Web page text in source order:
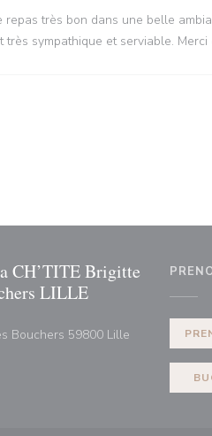
repas très bon dans une belle
très sympathique et serviable.
CH’TITE Brigitte
LILLE
Bouchers 59800 Lille ((apre una